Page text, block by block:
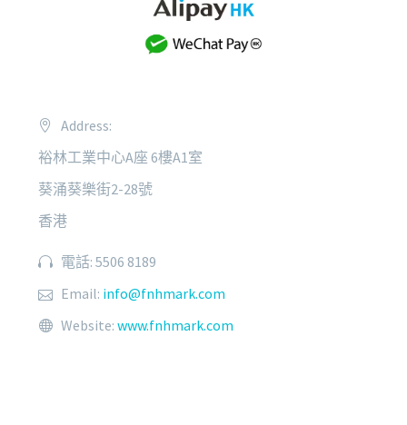
Address:
裕林工業中心A座 6樓A1室
葵涌葵樂街2-28號
香港
電話: 5506 8189
Email: info@fnhmark.com
Website: www.fnhmark.com